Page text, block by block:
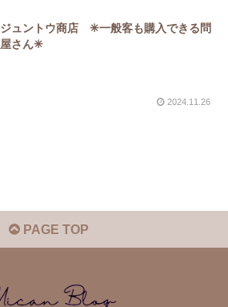
ジュントウ商店 ✳︎一般客も購入できる問
屋さん✳︎
2024.11.26
PAGE TOP